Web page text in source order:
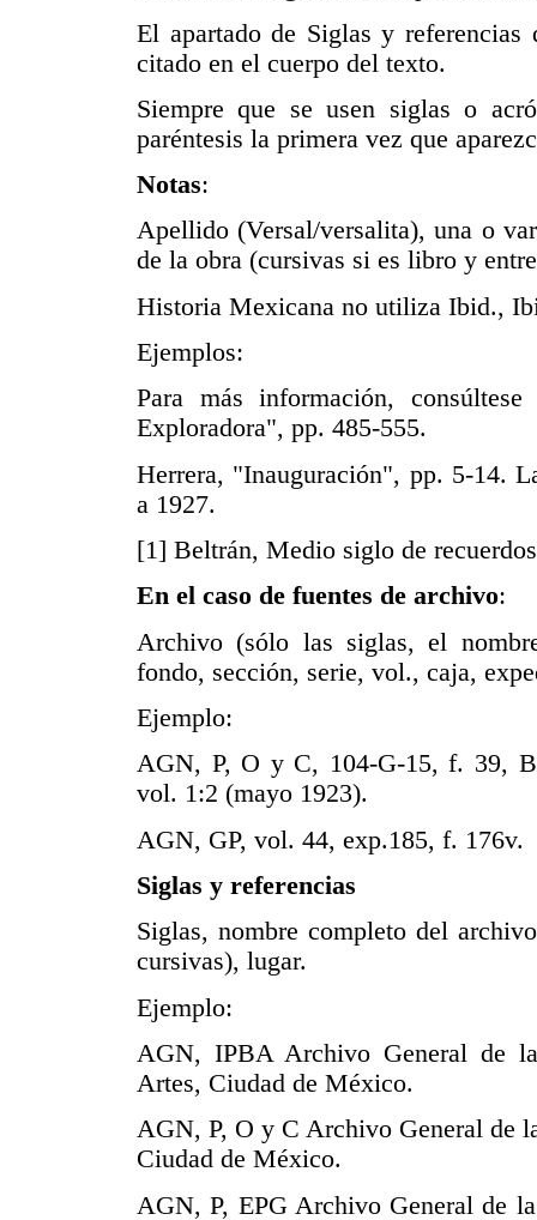
El apartado de Siglas y
citado en el cuerpo del texto.
Siempre que se usen siglas o
paréntesis la primera vez que
Notas:
Apellido (Versal/versalita), una o
de la obra (cursivas si es libro y
Historia Mexicana no utiliza Ibid.,
Ejemplos:
Para más información,
Exploradora", pp. 485-555.
Herrera, "Inauguración", pp. 5-14.
a 1927.
[1] Beltrán, Medio siglo de
En el caso de fuentes de archivo:
Archivo (sólo las siglas, el
fondo, sección, serie, vol., caja,
Ejemplo:
AGN, P, O y C, 104-G-15, f. 39,
vol. 1:2 (mayo 1923).
AGN, GP, vol. 44, exp.185, f. 176v.
Siglas y referencias
Siglas, nombre completo del
cursivas), lugar.
Ejemplo:
AGN, IPBA Archivo General de
Artes, Ciudad de México.
AGN, P, O y C Archivo General de
Ciudad de México.
AGN, P, EPG Archivo General de